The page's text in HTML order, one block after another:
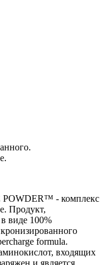
- комплекс
Продукт,
виде 100%
formula.
входящих